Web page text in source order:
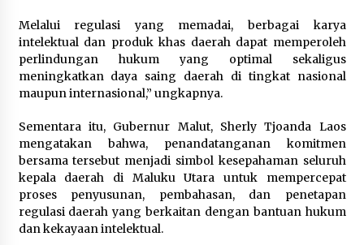
Melalui regulasi yang memadai, berbagai karya
intelektual dan produk khas daerah dapat memperoleh
perlindungan hukum yang optimal sekaligus
meningkatkan daya saing daerah di tingkat nasional
maupun internasional,” ungkapnya.
Sementara itu, Gubernur Malut, Sherly Tjoanda Laos
mengatakan bahwa, penandatanganan komitmen
bersama tersebut menjadi simbol kesepahaman seluruh
kepala daerah di Maluku Utara untuk mempercepat
proses penyusunan, pembahasan, dan penetapan
regulasi daerah yang berkaitan dengan bantuan hukum
dan kekayaan intelektual.